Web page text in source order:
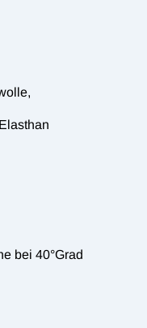
bei 40°Grad